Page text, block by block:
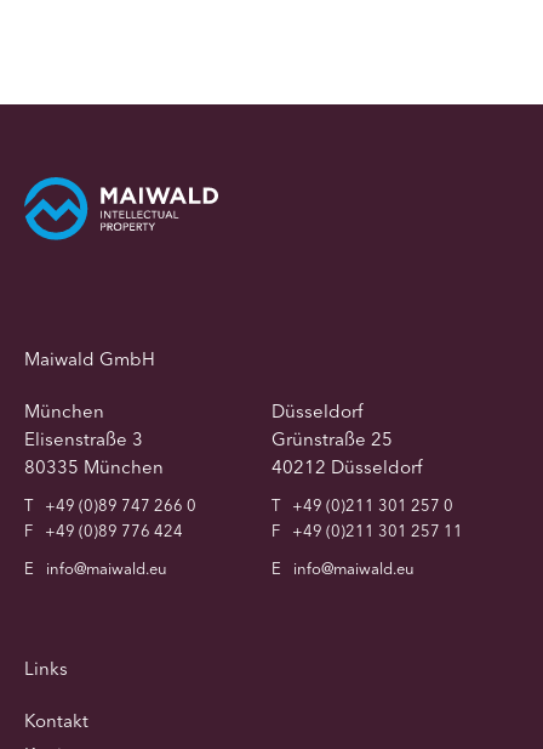
Maiwald GmbH
München
Elisenstraße 3
80335 München
T
+49 (0)89 747 266 0
F
+49 (0)89 776 424
E
info@maiwald.eu
Düsseldorf
Grünstraße 25
40212 Düsseldorf
T
+49 (0)211 301 257 0
F
+49 (0)211 301 257 11
E
info@maiwald.eu
Links
Kontakt